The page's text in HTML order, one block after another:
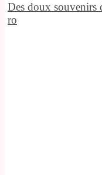
Des doux souvenirs
ro